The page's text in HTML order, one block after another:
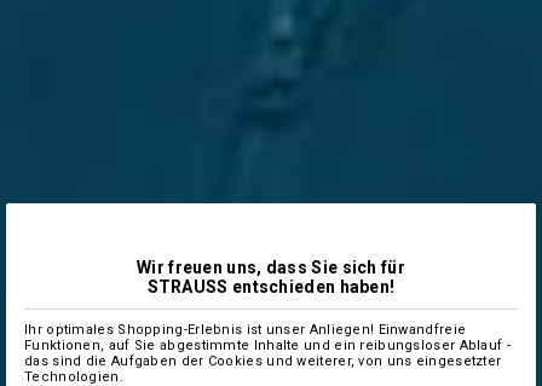
Wir freuen uns, dass Sie sich für
STRAUSS entschieden haben!
Ihr optimales Shopping-Erlebnis ist unser Anliegen! Einwandfreie
Funktionen, auf Sie abgestimmte Inhalte und ein reibungsloser Ablauf -
das sind die Aufgaben der Cookies und weiterer, von uns eingesetzter
Technologien.